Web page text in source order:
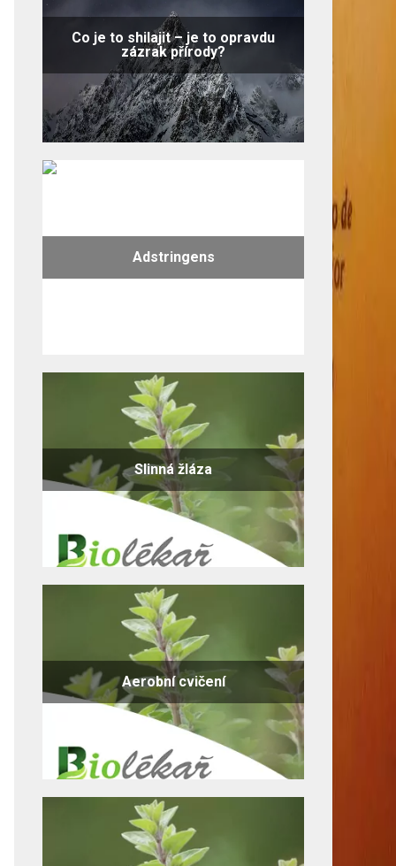
Co je to shilajit – je to opravdu
zázrak přírody?
Adstringens
Slinná žláza
Aerobní cvičení